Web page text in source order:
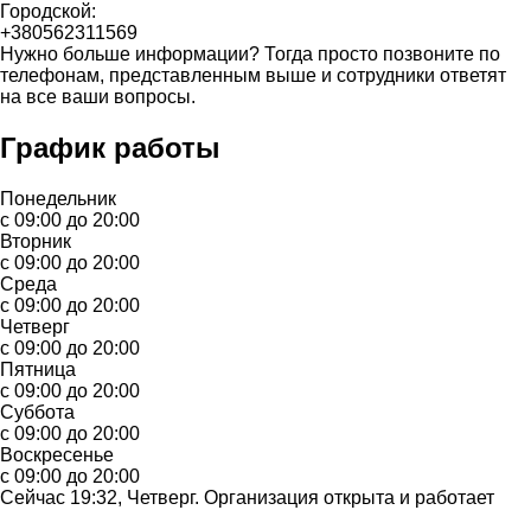
Городской:
+380562311569
Нужно больше информации? Тогда просто позвоните по
телефонам, представленным выше и сотрудники ответят
на все ваши вопросы.
График работы
Понедельник
с 09:00 до 20:00
Вторник
с 09:00 до 20:00
Среда
с 09:00 до 20:00
Четверг
с 09:00 до 20:00
Пятница
с 09:00 до 20:00
Суббота
с 09:00 до 20:00
Воскресенье
с 09:00 до 20:00
Сейчас 19:32, Четверг. Организация открыта и работает